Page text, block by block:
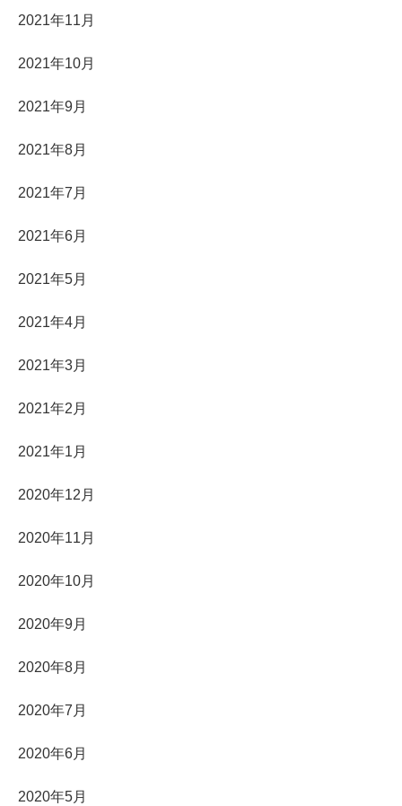
2021年11月
2021年10月
2021年9月
2021年8月
2021年7月
2021年6月
2021年5月
2021年4月
2021年3月
2021年2月
2021年1月
2020年12月
2020年11月
2020年10月
2020年9月
2020年8月
2020年7月
2020年6月
2020年5月